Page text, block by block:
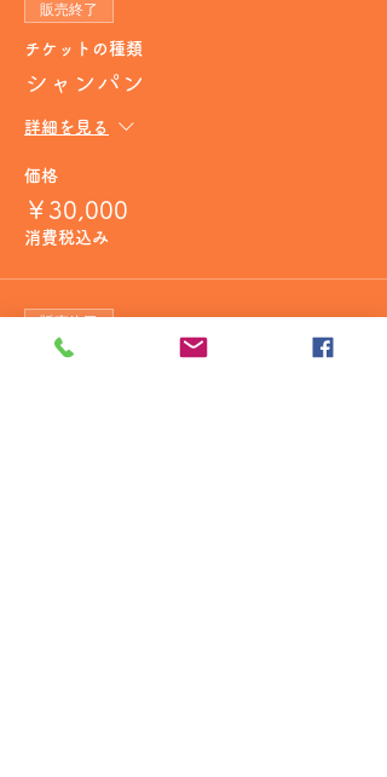
販売終了
チケットの種類
シャンパン
詳細を見る
価格
￥30,000
消費税込み
販売終了
チケットの種類